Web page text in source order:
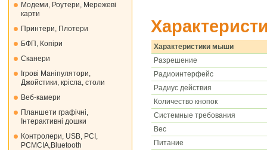
Модеми, Роутери, Мережеві
карти
Принтери, Плотери
БФП, Копіри
Сканери
Ігрові Маніпулятори,
Джойстики, крісла, столи
Веб-камери
Планшети графічні,
Інтерактивні дошки
Контролери, USB, PCI,
PCMCIA,Bluetooth
Характеристики мыши
Разрешение
Радиоинтерфейс
Радиус действия
Количество кнопок
Системные требования
Вес
Питание